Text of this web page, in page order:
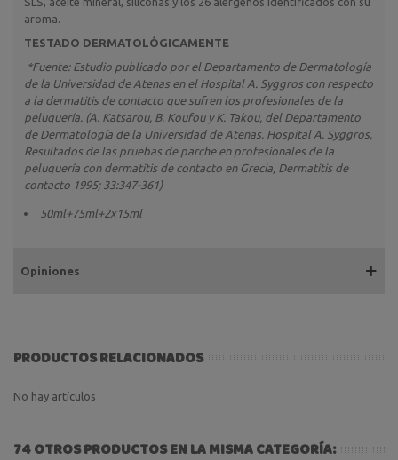
aroma.
TESTADO DERMATOLÓGICAMENTE
*Fuente: Estudio publicado por el Departamento de Dermatología
de la Universidad de Atenas en el Hospital A. Syggros con respecto
a la dermatitis de contacto que sufren los profesionales de la
peluquería. (A. Katsarou, B. Koufou y K. Takou, del Departamento
de Dermatología de la Universidad de Atenas. Hospital A. Syggros,
Resultados de las pruebas de parche en profesionales de la
peluquería con dermatitis de contacto en Grecia, Dermatitis de
contacto 1995; 33:347-361)
50ml+75ml+2x15ml
Opiniones
PRODUCTOS RELACIONADOS
No hay artículos
74 OTROS PRODUCTOS EN LA MISMA CATEGORÍA: